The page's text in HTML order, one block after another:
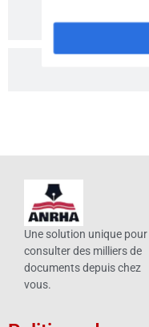
Une solution unique pour
consulter des milliers de
documents depuis chez
vous.